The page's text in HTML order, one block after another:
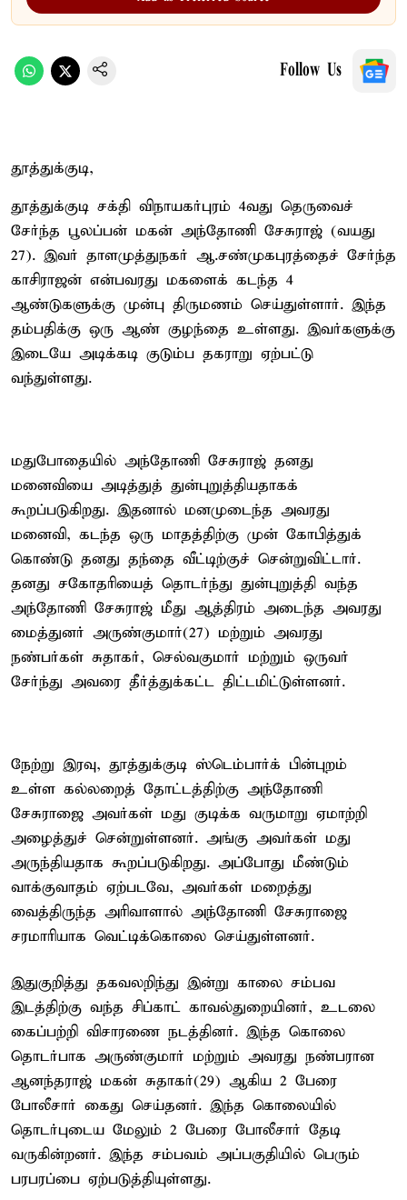
Follow Us
தூத்துக்குடி,
தூத்துக்குடி சக்தி விநாயகர்புரம் 4வது தெருவைச்
சேர்ந்த பூலப்பன் மகன் அந்தோணி சேசுராஜ் (வயது
27). இவர் தாளமுத்துநகர் ஆ.சண்முகபுரத்தைச் சேர்ந்த
காசிராஜன் என்பவரது மகளைக் கடந்த 4
ஆண்டுகளுக்கு முன்பு திருமணம் செய்துள்ளார். இந்த
தம்பதிக்கு ஒரு ஆண் குழந்தை உள்ளது. இவர்களுக்கு
இடையே அடிக்கடி குடும்ப தகராறு ஏற்பட்டு
வந்துள்ளது.
மதுபோதையில் அந்தோணி சேசுராஜ் தனது
மனைவியை அடித்துத் துன்புறுத்தியதாகக்
கூறப்படுகிறது. இதனால் மனமுடைந்த அவரது
மனைவி, கடந்த ஒரு மாதத்திற்கு முன் கோபித்துக்
கொண்டு தனது தந்தை வீட்டிற்குச் சென்றுவிட்டார்.
தனது சகோதரியைத் தொடர்ந்து துன்புறுத்தி வந்த
அந்தோணி சேசுராஜ் மீது ஆத்திரம் அடைந்த அவரது
மைத்துனர் அருண்குமார்(27) மற்றும் அவரது
நண்பர்கள் சுதாகர், செல்வகுமார் மற்றும் ஒருவர்
சேர்ந்து அவரை தீர்த்துக்கட்ட திட்டமிட்டுள்ளனர்.
நேற்று இரவு, தூத்துக்குடி ஸ்டெம்பார்க் பின்புறம்
உள்ள கல்லறைத் தோட்டத்திற்கு அந்தோணி
சேசுராஜை அவர்கள் மது குடிக்க வருமாறு ஏமாற்றி
அழைத்துச் சென்றுள்ளனர். அங்கு அவர்கள் மது
அருந்தியதாக கூறப்படுகிறது. அப்போது மீண்டும்
வாக்குவாதம் ஏற்படவே, அவர்கள் மறைத்து
வைத்திருந்த அரிவாளால் அந்தோணி சேசுராஜை
சரமாரியாக வெட்டிக்கொலை செய்துள்ளனர்.
இதுகுறித்து தகவலறிந்து இன்று காலை சம்பவ
இடத்திற்கு வந்த சிப்காட் காவல்துறையினர், உடலை
கைப்பற்றி விசாரணை நடத்தினர். இந்த கொலை
தொடர்பாக அருண்குமார் மற்றும் அவரது நண்பரான
ஆனந்தராஜ் மகன் சுதாகர்(29) ஆகிய 2 பேரை
போலீசார் கைது செய்தனர். இந்த கொலையில்
தொடர்புடைய மேலும் 2 பேரை போலீசார் தேடி
வருகின்றனர். இந்த சம்பவம் அப்பகுதியில் பெரும்
பரபரப்பை ஏற்படுத்தியுள்ளது.